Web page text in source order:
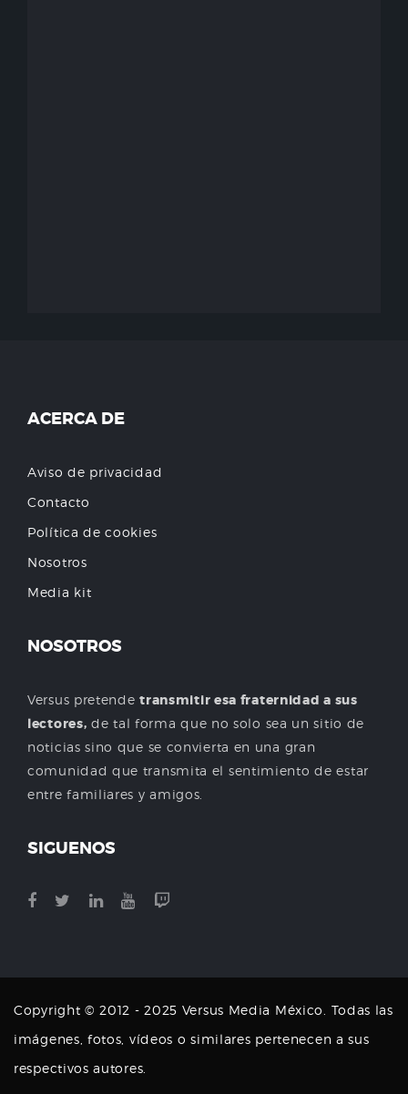
ACERCA DE
Aviso de privacidad
Contacto
Política de cookies
Nosotros
Media kit
NOSOTROS
Versus pretendetransmitir esa fraternidad a sus
lectores, de tal forma que no solo sea un sitio de
noticias sino que se convierta en una gran
comunidad que transmita el sentimiento de estar
entre familiares y amigos.
SIGUENOS
Copyright © 2012 - 2025 Versus Media México. Todas las
imágenes, fotos, vídeos o similares pertenecen a sus
respectivos autores.